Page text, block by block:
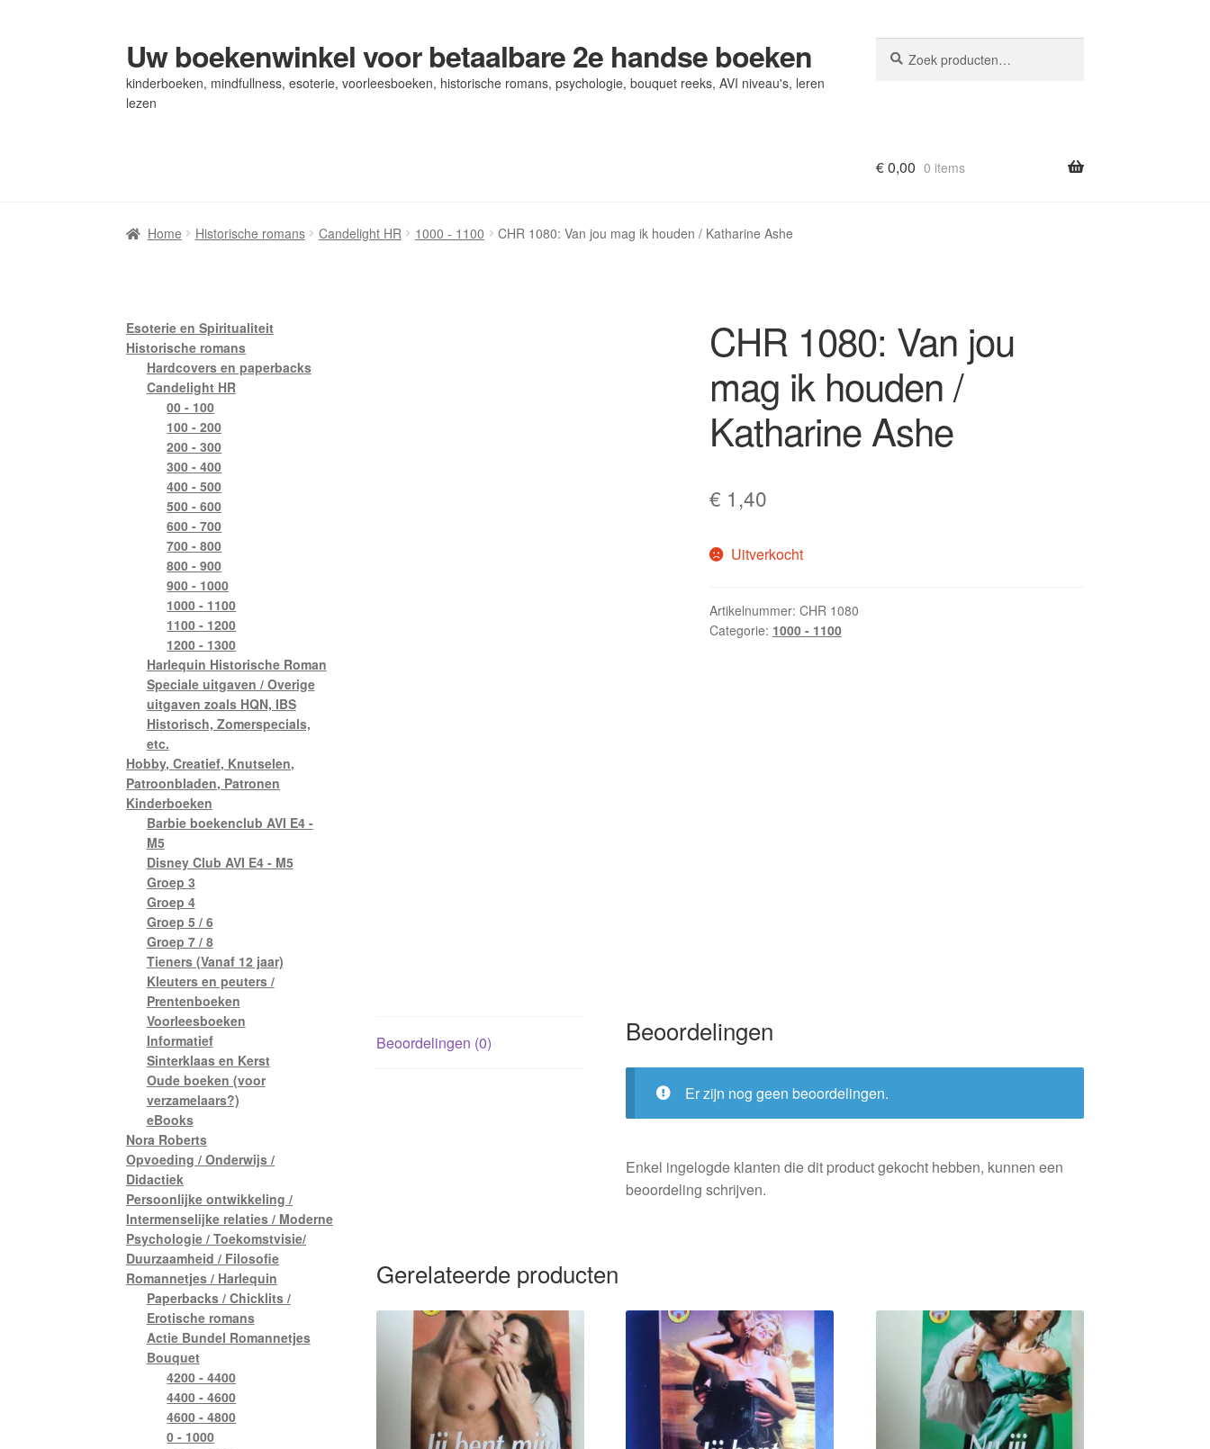
Ga
door
naar
Ga
naar
de
Uw boekenwinkel voor betaalbare 2e handse boeken
kinderboeken, mindfullness, esoterie, voorleesboeken, historische romans, psychologie, bouquet reeks, AVI niveau's, leren
lezen
naar:
€0,00 0 items
Home Historische romans Candelight HR 1000 - 1100 CHR 1080: Van jou mag ik houden / Katharine Ashe
CHR 1080: Van jou
mag ik houden /
Katharine Ashe
€ 1,40
Uitverkocht
Artikelnummer: CHR 1080
Categorie: 1000 - 1100
Beoordelingen (0) Beoordelingen
Er zijn nog geen beoordelingen.
Enkel ingelogde klanten die dit product gekocht hebben, kunnen een
beoordeling schrijven.
Gerelateerde producten
Esoterie en Spiritualiteit
Historische romans
Hardcovers en paperbacks
Candelight HR
00 - 100
100 - 200
200 - 300
300 - 400
400 - 500
500 - 600
600 - 700
700 - 800
800 - 900
900 - 1000
1000 - 1100
1100 - 1200
1200 - 1300
Harlequin Historische Roman
Speciale uitgaven / Overige
uitgaven zoals HQN, IBS
Historisch, Zomerspecials,
etc.
Hobby, Creatief, Knutselen,
Patroonbladen, Patronen
Kinderboeken
Barbie boekenclub AVI E4 -
M5
Disney Club AVI E4 - M5
Groep 3
Groep 4
Groep 5 / 6
Groep 7 / 8
Tieners (Vanaf 12 jaar)
Kleuters en peuters /
Prentenboeken
Voorleesboeken
Informatief
Sinterklaas en Kerst
Oude boeken (voor
verzamelaars?)
eBooks
Nora Roberts
Opvoeding / Onderwijs /
Didactiek
Persoonlijke ontwikkeling /
Intermenselijke relaties / Moderne
Psychologie / Toekomstvisie/
Duurzaamheid / Filosofie
Romannetjes / Harlequin
Paperbacks / Chicklits /
Erotische romans
Actie Bundel Romannetjes
Bouquet
4200 - 4400
4400 - 4600
4600 - 4800
0 - 1000